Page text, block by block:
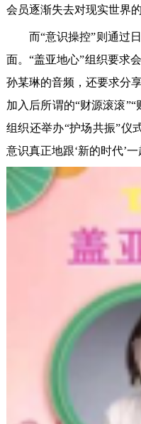
会员逐渐失去对现实世界
而“意识操控”则通过
面。“盖亚地心”组织要求
孙某琳的音频，还要求分
加入后所谓的“财源滚滚
组织还举办“护场共振”仪
意识真正地跟‘新的时代’一